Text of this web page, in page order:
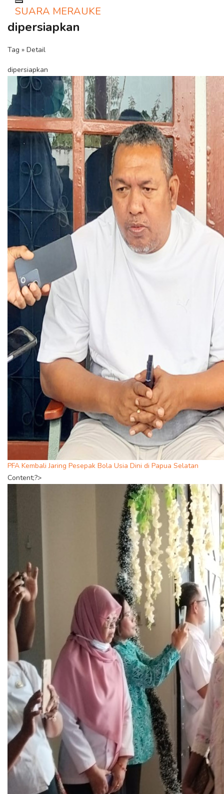
Toggle navigation
SUARA MERAUKE
dipersiapkan
Tag » Detail
dipersiapkan
PFA Kembali Jaring Pesepak Bola Usia Dini di Papua Selatan
Content;?>